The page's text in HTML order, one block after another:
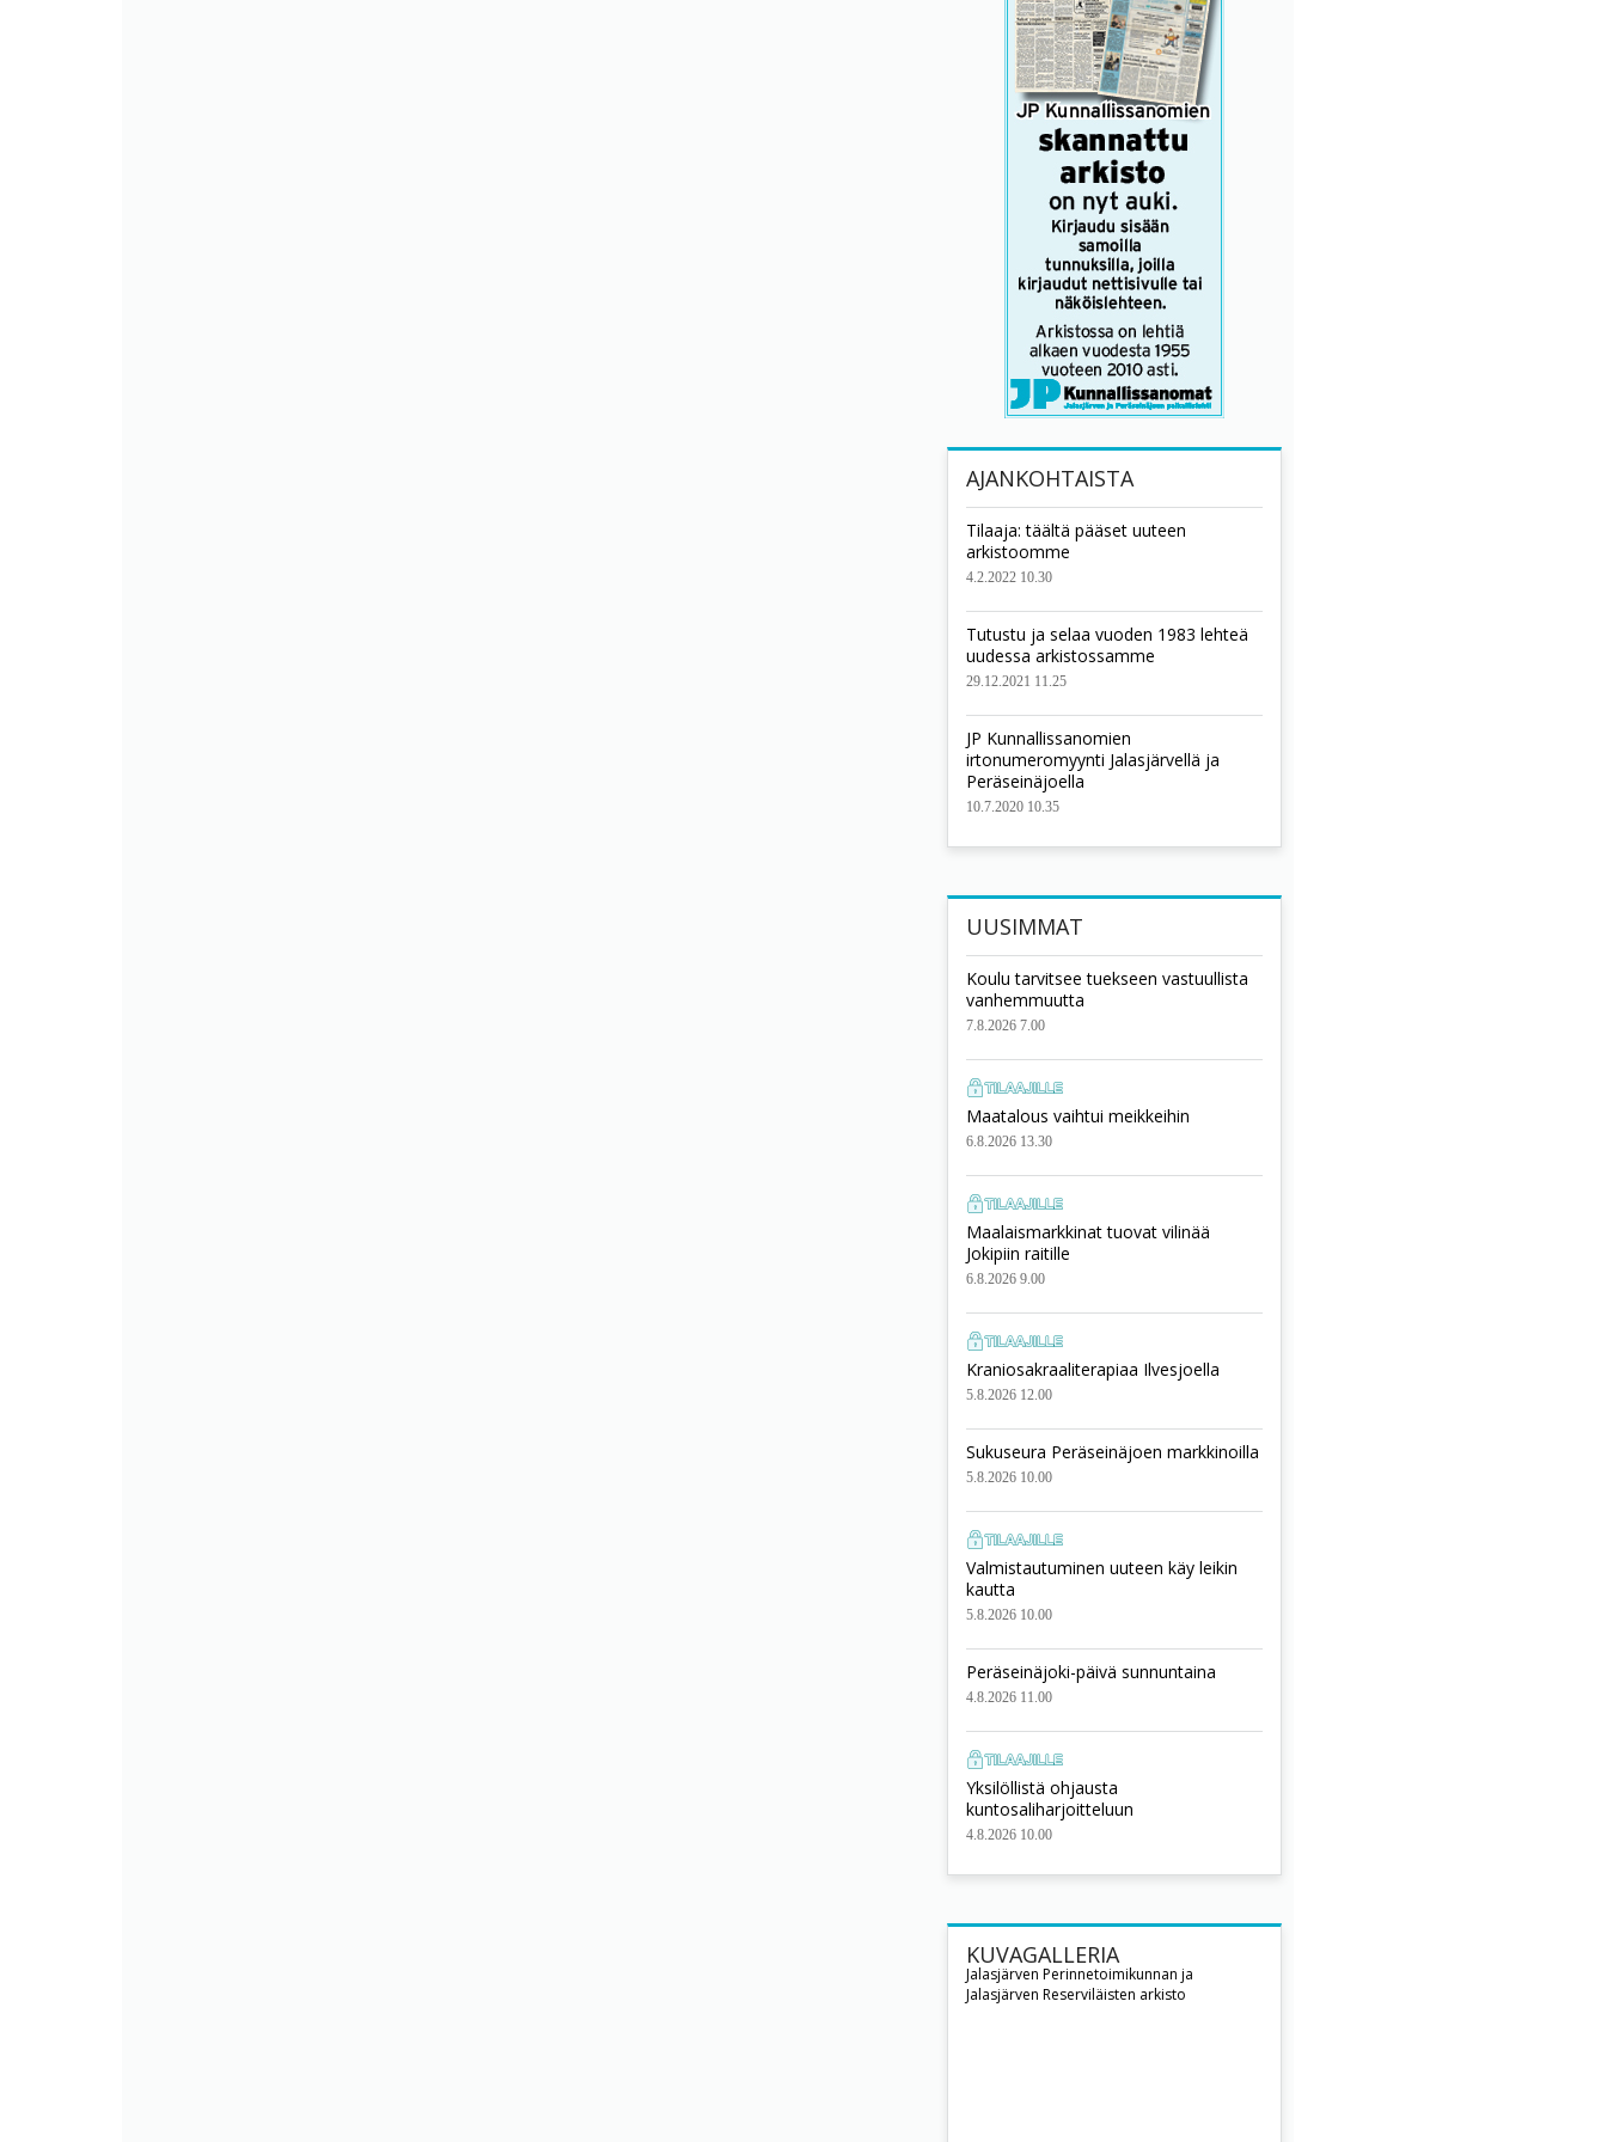
AJANKOHTAISTA
Tilaaja: täältä pääset uuteen
arkistoomme
4.2.2022 10.30
Tutustu ja selaa vuoden 1983 lehteä
uudessa arkistossamme
29.12.2021 11.25
JP Kunnallissanomien
irtonumeromyynti Jalasjärvellä ja
Peräseinäjoella
10.7.2020 10.35
UUSIMMAT
Koulu tarvitsee tuekseen vastuullista
vanhemmuutta
7.8.2026 7.00
Maatalous vaihtui meikkeihin
6.8.2026 13.30
Maalaismarkkinat tuovat vilinää
Jokipiin raitille
6.8.2026 9.00
Kraniosakraaliterapiaa Ilvesjoella
5.8.2026 12.00
Sukuseura Peräseinäjoen markkinoilla
5.8.2026 10.00
Valmistautuminen uuteen käy leikin
kautta
5.8.2026 10.00
Peräseinäjoki-päivä sunnuntaina
4.8.2026 11.00
Yksilöllistä ohjausta
kuntosaliharjoitteluun
4.8.2026 10.00
KUVAGALLERIA
Jalasjärven Perinnetoimikunnan ja
Jalasjärven Reserviläisten arkisto